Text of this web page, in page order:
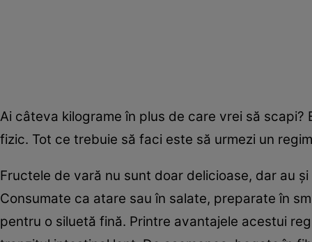
Ai câteva kilograme în plus de care vrei să
fizic. Tot ce trebuie să faci este să urmezi un
Fructele de vară nu sunt doar delicioase, dar au
Consumate ca atare sau în salate, preparate în
pentru o siluetă fină. Printre avantajele acestui